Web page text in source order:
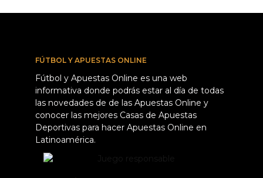
FÚTBOL Y APUESTAS ONLINE
Fútbol y Apuestas Online es una web
informativa donde podrás estar al día de todas
las novedades de de las Apuestas Online y
conocer las mejores Casas de Apuestas
Deportivas para hacer Apuestas Online en
Latinoamérica.